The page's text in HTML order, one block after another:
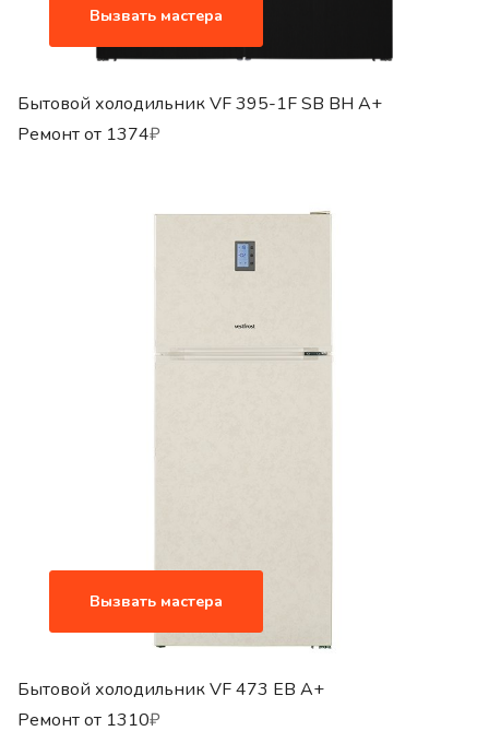
Вызвать мастера
Бытовой холодильник VF 395-1F SB BH A+
Ремонт от 1374₽
Вызвать мастера
Бытовой холодильник VF 473 EB A+
Ремонт от 1310₽